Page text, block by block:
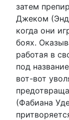
затем
Джеком
когда они
боях.
работая в
под
вот-вот
(Фабиана